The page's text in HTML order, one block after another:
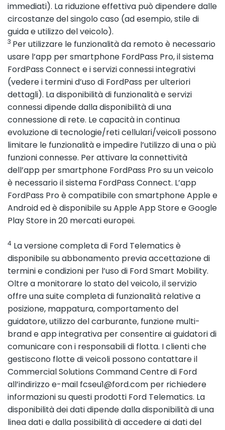
immediati). La riduzione effettiva può dipendere dalle
circostanze del singolo caso (ad esempio, stile di
guida e utilizzo del veicolo).
3 Per utilizzare le funzionalità da remoto è necessario
usare l’app per smartphone FordPass Pro, il sistema
FordPass Connect e i servizi connessi integrativi
(vedere i termini d’uso di FordPass per ulteriori
dettagli). La disponibilità di funzionalità e servizi
connessi dipende dalla disponibilità di una
connessione di rete. Le capacità in continua
evoluzione di tecnologie/reti cellulari/veicoli possono
limitare le funzionalità e impedire l’utilizzo di una o più
funzioni connesse. Per attivare la connettività
dell’app per smartphone FordPass Pro su un veicolo
è necessario il sistema FordPass Connect. L’app
FordPass Pro è compatibile con smartphone Apple e
Android ed è disponibile su Apple App Store e Google
Play Store in 20 mercati europei.
4 La versione completa di Ford Telematics è
disponibile su abbonamento previa accettazione di
termini e condizioni per l’uso di Ford Smart Mobility.
Oltre a monitorare lo stato del veicolo, il servizio
offre una suite completa di funzionalità relative a
posizione, mappatura, comportamento del
guidatore, utilizzo del carburante, funzione multi-
brand e app integrativa per consentire ai guidatori di
comunicare con i responsabili di flotta. I clienti che
gestiscono flotte di veicoli possono contattare il
Commercial Solutions Command Centre di Ford
all’indirizzo e-mail fcseu1@ford.com per richiedere
informazioni su questi prodotti Ford Telematics. La
disponibilità dei dati dipende dalla disponibilità di una
linea dati e dalla possibilità di accedere ai dati del